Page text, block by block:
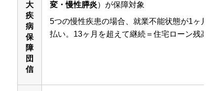
大
疾
病
保
障
団
信
変・慢性膵炎）が保障対象
5つの慢性疾患の場合、就業不能状態が1ヶ月を
払い。13ヶ月を超えて継続＝住宅ローン残高が